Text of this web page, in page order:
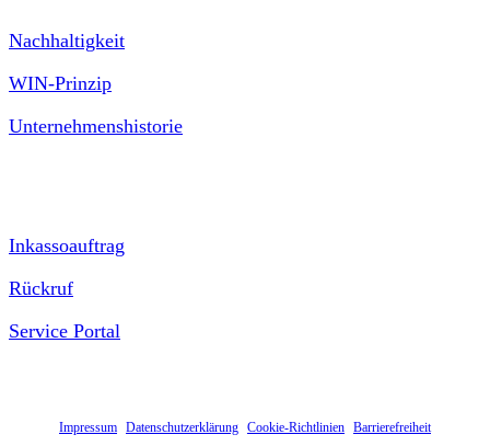
Nachhaltigkeit
WIN-Prinzip
Unternehmenshistorie
Inkassoauftrag
Rückruf
Service Portal
Impressum Datenschutzerklärung Cookie-Richtlinien Barrierefreiheit